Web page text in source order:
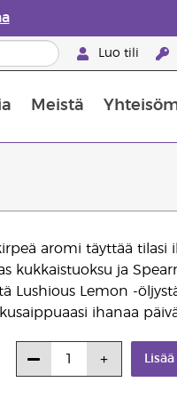
Luo tili
Meistä
aromi täyttää tilasi
kukkaistuoksu ja
Lushious Lemon -
ihanaa